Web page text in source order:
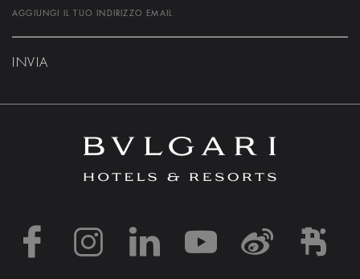
INVIA
https://https://https://
https://